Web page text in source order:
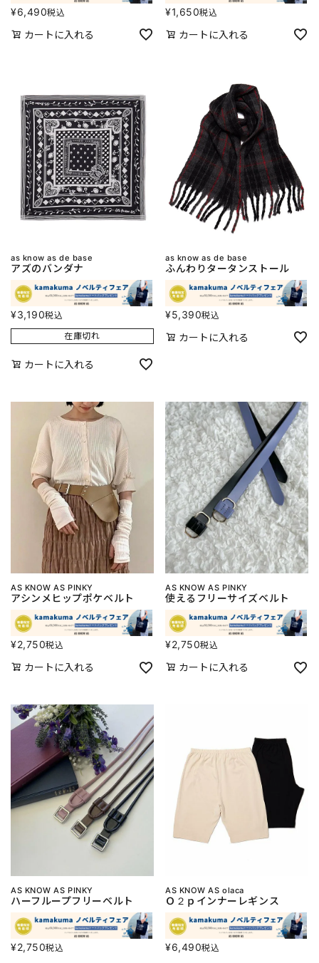
¥6,490税込
カートに入れる
¥1,650税込
カートに入れる
as know as de base
アズのバンダナ
¥3,190税込
在庫切れ
カートに入れる
as know as de base
ふんわりタータンストール
¥5,390税込
カートに入れる
AS KNOW AS PINKY
アシンメヒップポケベルト
¥2,750税込
カートに入れる
AS KNOW AS PINKY
使えるフリーサイズベルト
¥2,750税込
カートに入れる
AS KNOW AS PINKY
ハーフループフリーベルト
¥2,750税込
AS KNOW AS olaca
Ｏ２ｐインナーレギンス
¥6,490税込